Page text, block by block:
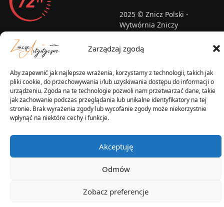
Zarządzaj zgodą
Aby zapewnić jak najlepsze wrażenia, korzystamy z technologii, takich jak
pliki cookie, do przechowywania i/lub uzyskiwania dostępu do informacji o
urządzeniu. Zgoda na te technologie pozwoli nam przetwarzać dane, takie
jak zachowanie podczas przeglądania lub unikalne identyfikatory na tej
stronie. Brak wyrażenia zgody lub wycofanie zgody może niekorzystnie
wpłynąć na niektóre cechy i funkcje.
Akceptuję
Odmów
Zobacz preferencje
2025 © Znicz Polski -
Wytwórnia Zniczy